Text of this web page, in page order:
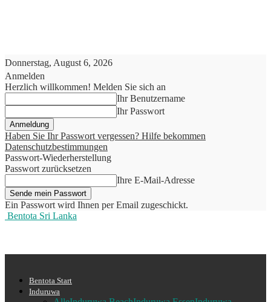
Donnerstag, August 6, 2026
Anmelden
Herzlich willkommen! Melden Sie sich an
Ihr Benutzername
Ihr Passwort
Haben Sie Ihr Passwort vergessen? Hilfe bekommen
Datenschutzbestimmungen
Passwort-Wiederherstellung
Passwort zurücksetzen
Ihre E-Mail-Adresse
Ein Passwort wird Ihnen per Email zugeschickt.
Bentota Sri Lanka
Bentota Start
Induruwa